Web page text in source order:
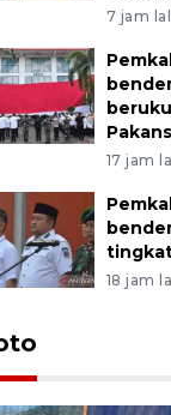
7 jam
17 jam
18 jam